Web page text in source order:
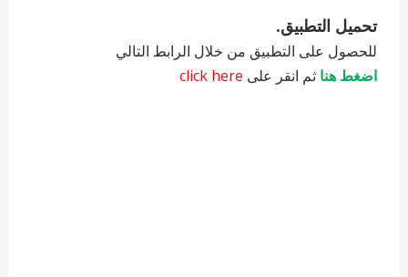
تحميل التطبيق.
للحصول على التطبيق من خلال الرابط التالي
اضغط هنا ثم انقر على click here